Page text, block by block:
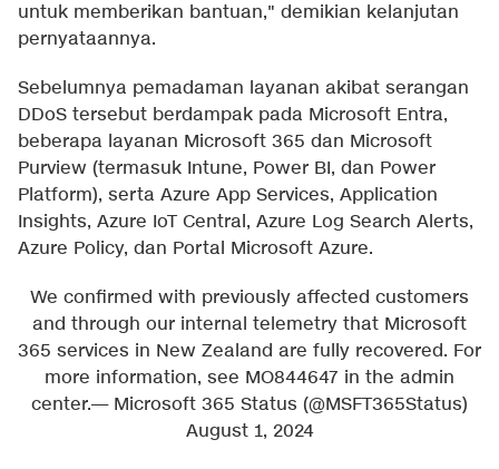
untuk memberikan bantuan," demikian kelanjutan
pernyataannya.
Sebelumnya pemadaman layanan akibat serangan
DDoS tersebut berdampak pada Microsoft Entra,
beberapa layanan Microsoft 365 dan Microsoft
Purview (termasuk Intune, Power BI, dan Power
Platform), serta Azure App Services, Application
Insights, Azure IoT Central, Azure Log Search Alerts,
Azure Policy, dan Portal Microsoft Azure.
We confirmed with previously affected customers
and through our internal telemetry that Microsoft
365 services in New Zealand are fully recovered. For
more information, see MO844647 in the admin
center.— Microsoft 365 Status (@MSFT365Status)
August 1, 2024